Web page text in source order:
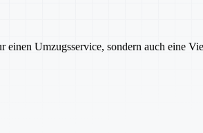
Umzugsservice, sondern auch eine